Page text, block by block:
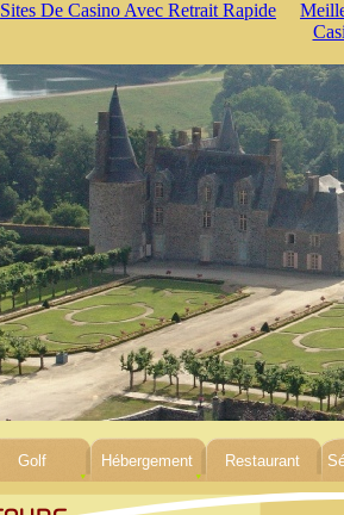
Sites De Casino Avec Retrait Rapide
Golf Hébergement Restaurant